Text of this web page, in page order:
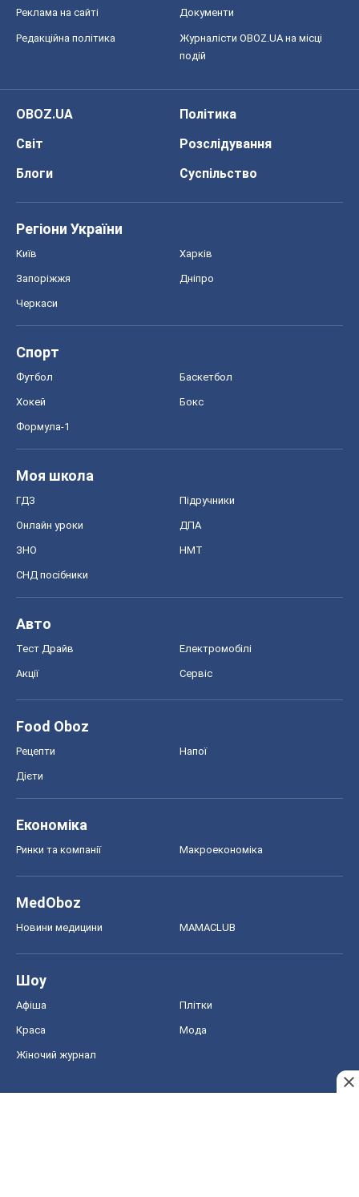
Реклама на сайті Документи
Редакційна політика
Журналісти OBOZ.UA на місці
подій
OBOZ.UA
Політика
Світ
Розслідування
Блоги
Суспільство
Регіони України
Київ Харків
Запоріжжя Дніпро
Черкаси
Спорт
Футбол Баскетбол
Хокей Бокс
Формула-1
Моя школа
ГДЗ Підручники
Онлайн уроки ДПА
ЗНО НМТ
СНД посібники
Авто
Тест Драйв Електромобілі
Акції Сервіс
Food Oboz
Рецепти Напої
Дієти
Економіка
Ринки та компанії Макроекономіка
MedOboz
Новини медицини MAMACLUB
Шоу
Афіша Плітки
Краса Мода
Жіночий журнал